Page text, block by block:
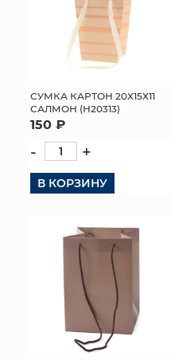
СУМКА КАРТОН 20Х15Х11
САЛМОН (H20313)
150 ₽
- +
В КОРЗИНУ